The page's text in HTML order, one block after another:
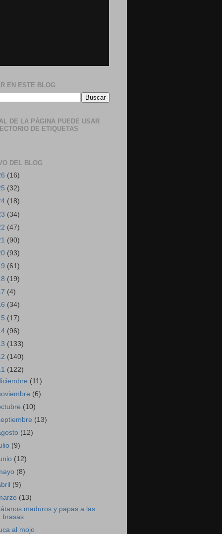
EN ESTE BLOG
DE LA PÁGINA PUEDE USAR
DE ETIQUETAS
DEL BLOG
(16)
(32)
(18)
(34)
(47)
(90)
(93)
(61)
(19)
(4)
(34)
(17)
(96)
(133)
(140)
(122)
(11)
(6)
(10)
(13)
(12)
(9)
(12)
(8)
(9)
(13)
maduros y papas a las
brasas
al mojo